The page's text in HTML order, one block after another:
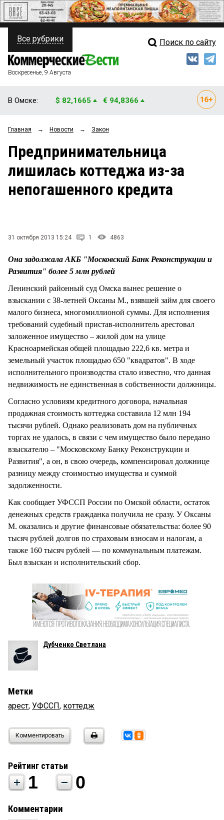
ПОЛИТИКА
ФИНАНСЫ
ОБЩЕСТВО
ЗАКОН
Свежий выпуск
Рейтинги
Блоги
Архив
Все рубрики Поиск по сайту
Воскресенье, 9 Августа
В Омске: $ 82,1665 € 94,8366
Главная → Новости → Закон
Предпринимательница
лишилась коттеджа из-за
непогашенного кредита
31 октября 2013 15:24 1 4863
Она задолжала АКБ "Московский Банк Реконструкции и
Развития" более 5 млн рублей
Ленинский районный суд Омска вынес решение о
взыскании с 38-летней Оксаны М., взявшей займ для своего
малого бизнеса, многомиллионой суммы. Для исполнения
требований судебный пристав-исполнитель арестовал
заложенное имущество – жилой дом на улице
Красноармейская общей площадью 222,6 кв. метра и
земельный участок площадью 650 "квадратов". В ходе
исполнительного производства стало известно, что данная
недвижимость не единственная в собственности должницы.
Согласно условиям кредитного договора, начальная
продажная стоимость коттеджа составила 12 млн 194
тысячи рублей. Однако реализовать дом на публичных
торгах не удалось, в связи с чем имущество было передано
взыскателю – "Московскому Банку Реконструкции и
Развития", а он, в свою очередь, компенсировал должнице
разницу между стоимостью имущества и суммой
задолженности.
Как сообщает УФССП России по Омской области, остаток
денежных средств гражданка получила не сразу. У Оксаны
М. оказались и другие финансовые обязательства: более 90
тысяч рублей долгов по страховым взносам и налогам, а
также 160 тысяч рублей — по коммунальным платежам.
Был взыскан и исполнительский сбор.
Дубченко Светлана
Метки
арест, УФССП, коттедж
Комментировать
Рейтинг статьи
1 0
Комментарии